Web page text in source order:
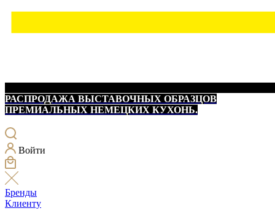
РАСПРОДАЖА ВЫСТАВОЧНЫХ ОБРАЗЦОВ
ПРЕМИАЛЬНЫХ НЕМЕЦКИХ КУХОНЬ.
Войти
Бренды
Клиенту